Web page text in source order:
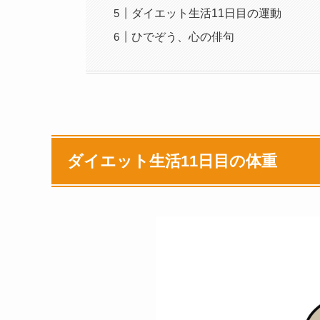
ダイエット生活11日目の運動
ひでぞう、心の俳句
ダイエット生活11日目の体重